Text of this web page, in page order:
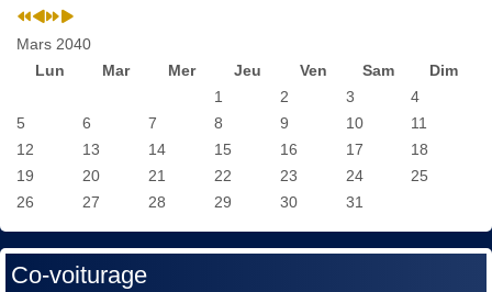
Mars 2040
Lun
Mar Mer Jeu Ven Sam
Dim
1
2 3
4
5
6 7 8 9 10
11
12
13 14 15 16 17
18
19
20 21 22 23 24
25
26
27 28 29 30 31
Co-voiturage